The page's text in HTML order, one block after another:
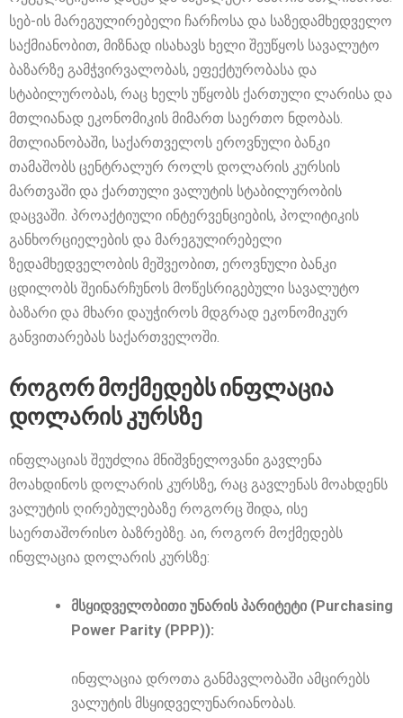
სებ-ის მარეგულირებელი ჩარჩოსა და საზედამხედველო
საქმიანობით, მიზნად ისახავს ხელი შეუწყოს სავალუტო
ბაზარზე გამჭვირვალობას, ეფექტურობასა და
სტაბილურობას, რაც ხელს უწყობს ქართული ლარისა და
მთლიანად ეკონომიკის მიმართ საერთო ნდობას.
მთლიანობაში, საქართველოს ეროვნული ბანკი
თამაშობს ცენტრალურ როლს დოლარის კურსის
მართვაში და ქართული ვალუტის სტაბილურობის
დაცვაში. პროაქტიული ინტერვენციების, პოლიტიკის
განხორციელების და მარეგულირებელი
ზედამხედველობის მეშვეობით, ეროვნული ბანკი
ცდილობს შეინარჩუნოს მოწესრიგებული სავალუტო
ბაზარი და მხარი დაუჭიროს მდგრად ეკონომიკურ
განვითარებას საქართველოში.
როგორ მოქმედებს ინფლაცია
დოლარის კურსზე
ინფლაციას შეუძლია მნიშვნელოვანი გავლენა
მოახდინოს დოლარის კურსზე, რაც გავლენას მოახდენს
ვალუტის ღირებულებაზე როგორც შიდა, ისე
საერთაშორისო ბაზრებზე. აი, როგორ მოქმედებს
ინფლაცია დოლარის კურსზე:
მსყიდველობითი უნარის პარიტეტი (Purchasing
Power Parity (PPP)):
ინფლაცია დროთა განმავლობაში ამცირებს
ვალუტის მსყიდველუნარიანობას.